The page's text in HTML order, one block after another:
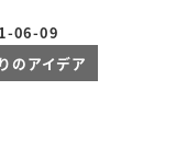
06-09
のアイデア